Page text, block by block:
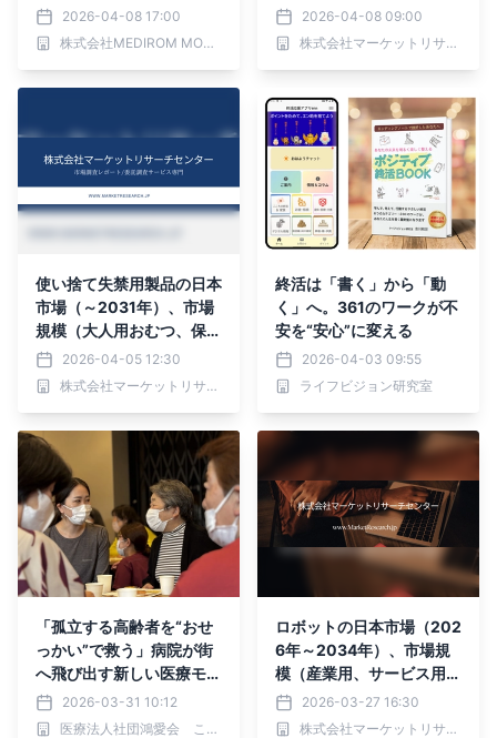
の「熱負荷アラート」で猛
暑による健康リスクを可視
化
2026-04-08 17:00
株式会社MEDIROM MOTHER Labs
ト、歩行補助具）・分析レ
ポートを発表
2026-04-08 09:00
株式会社マーケットリサーチセンター
使い捨て失禁用製品の日本
市場（～2031年）、市場
規模（大人用おむつ、保護
下着、失禁用パッドおよび
シールド）・分析レポート
を発表
2026-04-05 12:30
株式会社マーケットリサーチセンター
終活は「書く」から「動
く」へ。361のワークが不
安を“安心”に変える
2026-04-03 09:55
ライフビジョン研究室
「孤立する高齢者を“おせ
っかい”で救う」病院が街
へ飛び出す新しい医療モデ
ル
2026-03-31 10:12
医療法人社団鴻愛会 こうのす共生病院
ロボットの日本市場（202
6年～2034年）、市場規
模（産業用、サービス用、
関東地方）・分析レポート
を発表
2026-03-27 16:30
株式会社マーケットリサーチセンター